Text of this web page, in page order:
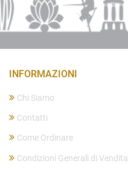
INFORMAZIONI
Chi Siamo
Contatti
Come Ordinare
Condizioni Generali di Vendita